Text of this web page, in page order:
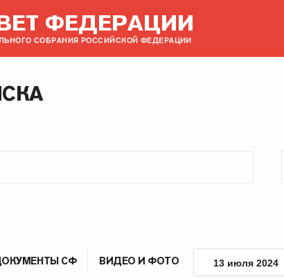
ФЕДЕРАЦИИ
СОБРАНИЯ РОССИЙСКОЙ ФЕДЕРАЦИИ
СФ ВИДЕО И ФОТО 13 июля 2024